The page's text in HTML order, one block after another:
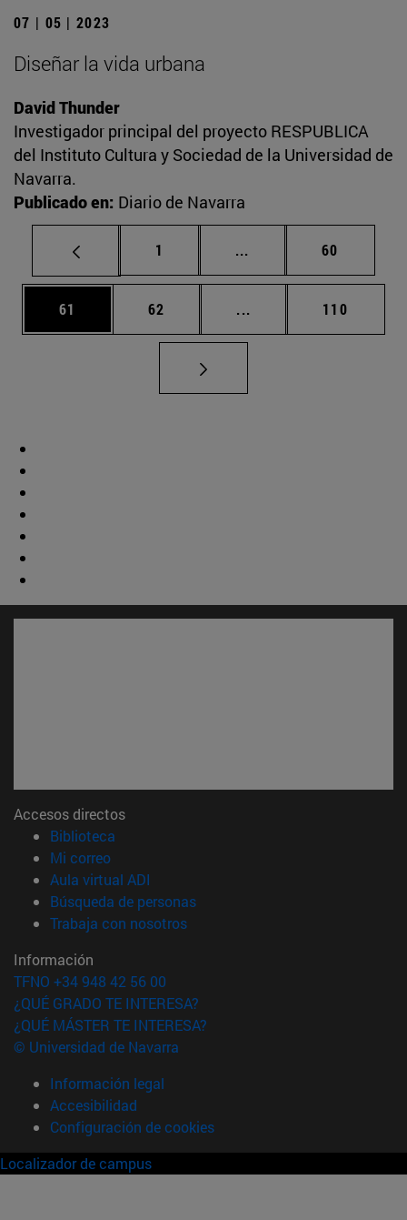
07 | 05 | 2023
Diseñar la vida urbana
David Thunder
Investigador principal del proyecto RESPUBLICA
del Instituto Cultura y Sociedad de la Universidad de
Navarra.
Publicado en: Diario de Navarra
Página
1 ... Páginas intermedias
Página
60
Página
61 Página
62 ... Páginas intermedias
Página
110
Accesos directos
Biblioteca
Mi correo(abre en nueva ventana)
Aula virtual ADI
Búsqueda de personas(abre en nueva ventana)
Trabaja con nosotros(abre en nueva ventana)
Información
TFNO +34 948 42 56 00
¿QUÉ GRADO TE INTERESA?
¿QUÉ MÁSTER TE INTERESA?
© Universidad de Navarra
Información legal
Accesibilidad
Configuración de cookies
Localizador de campus